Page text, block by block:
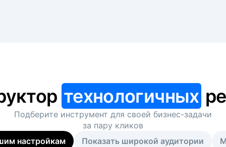
технологичных
Подберите инструмент для своей бизнес-задачи
за пару кликов
настройкам
Показать широкой аудитории